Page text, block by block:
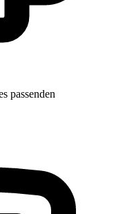
passenden